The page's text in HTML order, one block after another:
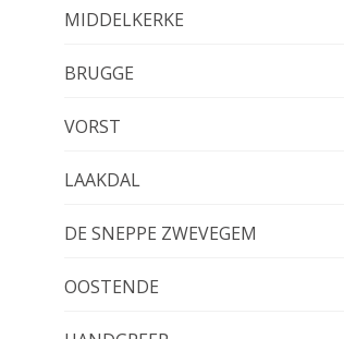
MIDDELKERKE
BRUGGE
VORST
LAAKDAL
DE SNEPPE ZWEVEGEM
OOSTENDE